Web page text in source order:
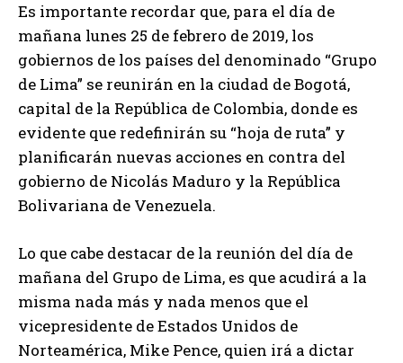
Es importante recordar que, para el día de
mañana lunes 25 de febrero de 2019, los
gobiernos de los países del denominado “Grupo
de Lima” se reunirán en la ciudad de Bogotá,
capital de la República de Colombia, donde es
evidente que redefinirán su “hoja de ruta” y
planificarán nuevas acciones en contra del
gobierno de Nicolás Maduro y la República
Bolivariana de Venezuela.
Lo que cabe destacar de la reunión del día de
mañana del Grupo de Lima, es que acudirá a la
misma nada más y nada menos que el
vicepresidente de Estados Unidos de
Norteamérica, Mike Pence, quien irá a dictar